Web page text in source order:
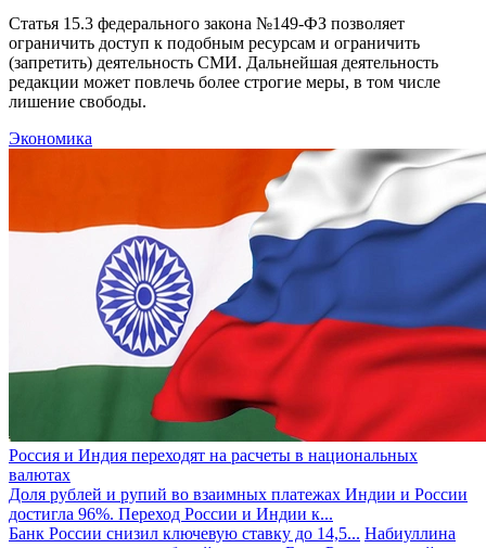
Статья 15.3 федерального закона №149-ФЗ позволяет
ограничить доступ к подобным ресурсам и ограничить
(запретить) деятельность СМИ. Дальнейшая деятельность
редакции может повлечь более строгие меры, в том числе
лишение свободы.
Экономика
Россия и Индия переходят на расчеты в национальных
валютах
Доля рублей и рупий во взаимных платежах Индии и России
достигла 96%. Переход России и Индии к...
Банк России снизил ключевую ставку до 14,5... Набиуллина